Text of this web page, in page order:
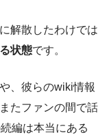
解散したわけでは
状態です。
、彼らのwiki情報
たファンの間で話
編は本当にある